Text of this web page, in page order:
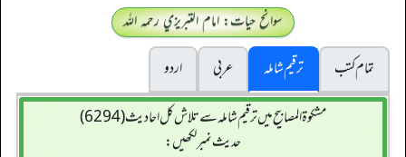
سوانح حیات: امام التبريزي رحمہ اللہ
تمام کتب
ترقیم شاملہ عربی
اردو
مشکوۃ المصابیح میں ترقیم شاملہ سے تلاش کل احادیث (6294)
حدیث نمبر لکھیں: